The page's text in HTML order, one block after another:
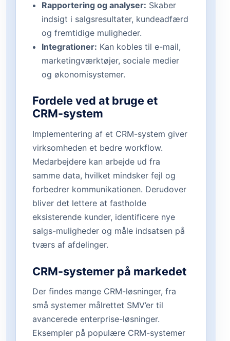
Rapportering og analyser: Skaber
indsigt i salgsresultater, kundeadfærd
og fremtidige muligheder.
Integrationer: Kan kobles til e-mail,
marketingværktøjer, sociale medier
og økonomisystemer.
Fordele ved at bruge et
CRM-system
Implementering af et CRM-system giver
virksomheden et bedre workflow.
Medarbejdere kan arbejde ud fra
samme data, hvilket mindsker fejl og
forbedrer kommunikationen. Derudover
bliver det lettere at fastholde
eksisterende kunder, identificere nye
salgs-muligheder og måle indsatsen på
tværs af afdelinger.
CRM-systemer på markedet
Der findes mange CRM-løsninger, fra
små systemer målrettet SMV’er til
avancerede enterprise-løsninger.
Eksempler på populære CRM-systemer